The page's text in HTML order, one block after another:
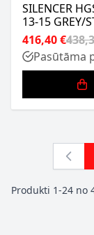
SILENCER
13-15 GREY/
416,40 €
Pasūtāma
Produkti 1-24 no